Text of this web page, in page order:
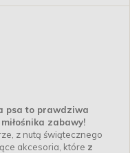
psa to prawdziwa
zabawy!
z nutą świątecznego
akcesoria, które z